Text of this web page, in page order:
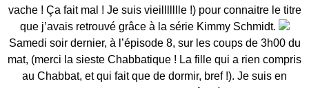
vache ! Ça fait mal ! Je suis vieillllllle !) pour connaitre le titre
que j’avais retrouvé grâce à la série Kimmy Schmidt.
Samedi soir dernier, à l’épisode 8, sur les coups de 3h00 du
mat, (merci la sieste Chabbatique ! La fille qui a rien compris
au Chabbat, et qui fait que de dormir, bref !). Je suis en